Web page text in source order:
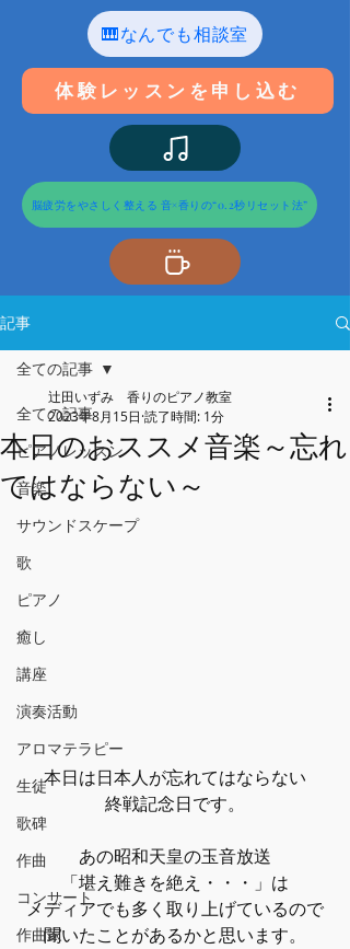
🎹なんでも相談室
体験レッスンを申し込む
脳疲労をやさしく整える 音×香りの“0.2秒リセット法”
記事
全ての記事
ピアノレッスン
音楽
サウンドスケープ
歌
ピアノ
癒し
講座
演奏活動
アロマテラピー
生徒
歌碑
作曲
コンサート
作曲家
全ての記事
本日のおススメ音楽～忘れ
てはならない～
辻田いずみ 香りのピアノ教室
2023年8月15日 読了時間: 1分
本日は日本人が忘れてはならない
終戦記念日です。
あの昭和天皇の玉音放送
「堪え難きを絶え・・・」は
メディアでも多く取り上げているので
聞いたことがあるかと思います。